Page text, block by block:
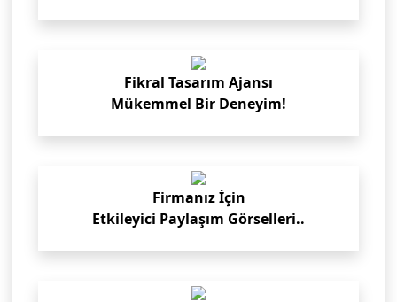
Fikral Tasarım Ajansı
Mükemmel Bir Deneyim!
Firmanız İçin
Etkileyici Paylaşım Görselleri..